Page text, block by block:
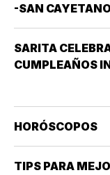
-SAN
ORDEN DE LOS
SIXTO II PAPA
FELICÍSIMO Y
SARITA
CUMPLEAÑOS
HORÓSCOPOS
TIPS PARA